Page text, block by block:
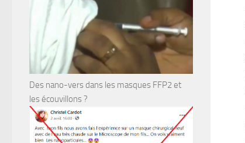
Des nano-vers dans les masques FFP2 et
les écouvillons ?